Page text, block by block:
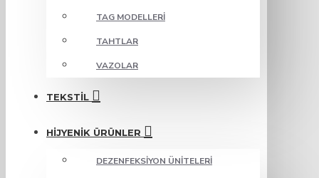
TAG MODELLERI
TAHTLAR
VAZOLAR
TEKSTIL
HIJYENIK ÜRÜNLER
DEZENFEKSIYON ÜNITELERI